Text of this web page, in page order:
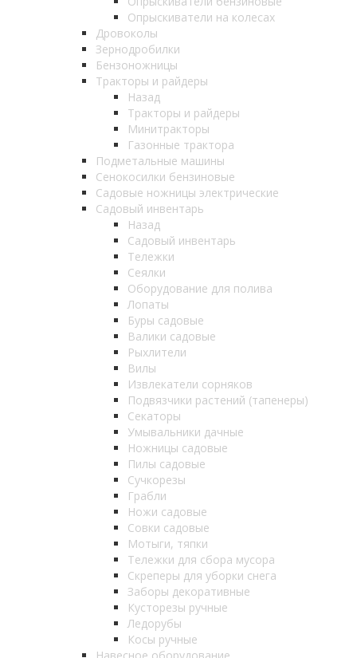
Опрыскиватели на колесах
Дровоколы
Зернодробилки
Бензоножницы
Тракторы и райдеры
Назад
Тракторы и райдеры
Минитракторы
Газонные трактора
Подметальные машины
Сенокосилки бензиновые
Садовые ножницы электрические
Садовый инвентарь
Назад
Садовый инвентарь
Тележки
Сеялки
Оборудование для полива
Лопаты
Буры садовые
Валики садовые
Рыхлители
Вилы
Извлекатели сорняков
Подвязчики растений (тапенеры)
Секаторы
Умывальники дачные
Ножницы садовые
Пилы садовые
Сучкорезы
Грабли
Ножи садовые
Совки садовые
Мотыги, тяпки
Тележки для сбора мусора
Скреперы для уборки снега
Заборы декоративные
Кусторезы ручные
Ледорубы
Косы ручные
Навесное оборудование